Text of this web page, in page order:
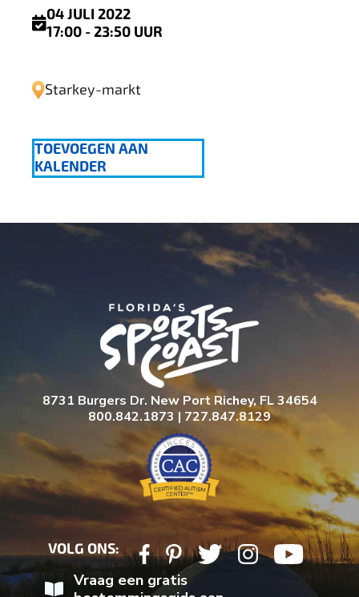
04 JULI 2022
17:00 - 23:50 UUR
Starkey-markt
TOEVOEGEN AAN
KALENDER
8731 Burgers Dr. New Port Richey, FL 34654
800.842.1873 | 727.847.8129
VOLG ONS:
Vraag een gratis